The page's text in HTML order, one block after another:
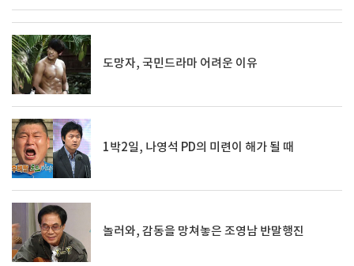
도망자, 국민드라마 어려운 이유
1박2일, 나영석 PD의 미련이 해가 될 때
놀러와, 감동을 망쳐놓은 조영남 반말행진